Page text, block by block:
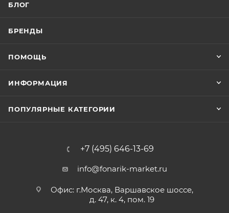
БЛОГ
БРЕНДЫ
ПОМОЩЬ
ИНФОРМАЦИЯ
ПОПУЛЯРНЫЕ КАТЕГОРИИ
+7 (495) 646-13-69
info@fonarik-market.ru
Офис: г.Москва, Варшавское шоссе,
д. 47, к. 4, пом. 19